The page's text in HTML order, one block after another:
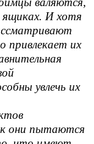
ящиках. И хотя
привлекает их
увлечь их
они пытаются